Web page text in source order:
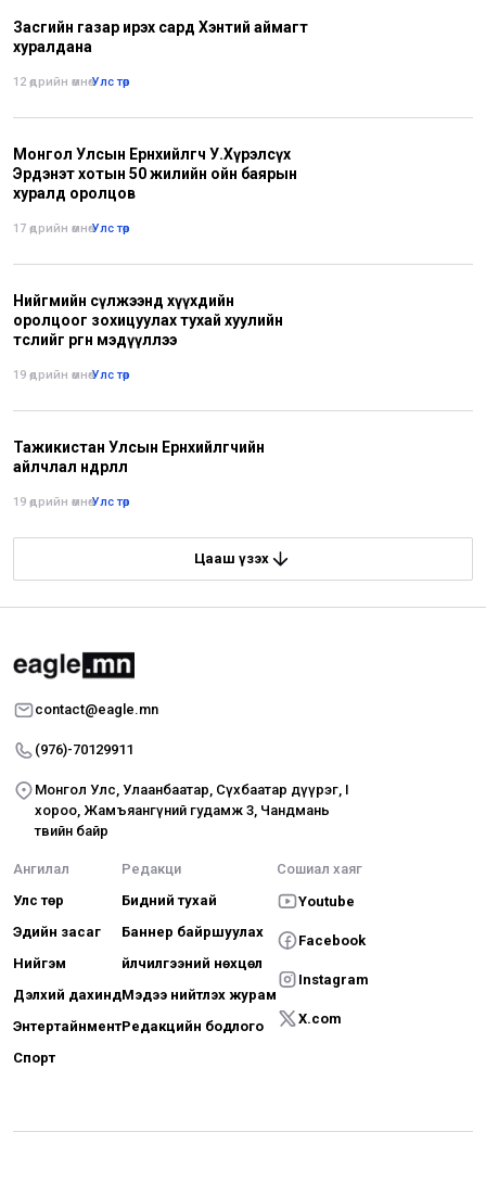
Засгийн газар ирэх сард Хэнтий аймагт
хуралдана
12 өдрийн өмнө•Улс төр
Монгол Улсын Ерөнхийлөгч У.Хүрэлсүх
Эрдэнэт хотын 50 жилийн ойн баярын
хуралд оролцов
17 өдрийн өмнө•Улс төр
Нийгмийн сүлжээнд хүүхдийн
оролцоог зохицуулах тухай хуулийн
төслийг өргөн мэдүүллээ
19 өдрийн өмнө•Улс төр
Тажикистан Улсын Ерөнхийлөгчийн
айлчлал өндөрлөлөө
19 өдрийн өмнө•Улс төр
Цааш үзэх
contact@eagle.mn
(976)-70129911
Монгол Улс, Улаанбаатар, Сүхбаатар дүүрэг, I
хороо, Жамъяангүний гудамж 3, Чандмань
төвийн байр
Ангилал
Улс төр
Эдийн засаг
Нийгэм
Дэлхий дахинд
Энтертайнмент
Спорт
Редакци
Бидний тухай
Баннер байршуулах
Үйлчилгээний нөхцөл
Мэдээ нийтлэх журам
Редакцийн бодлого
Сошиал хаяг
Youtube
Facebook
Instagram
X.com